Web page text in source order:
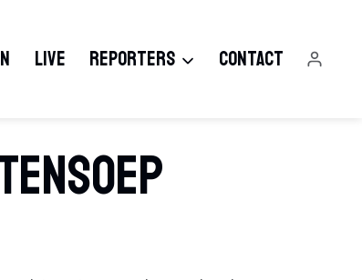
LIVE REPORTERS CONTACT